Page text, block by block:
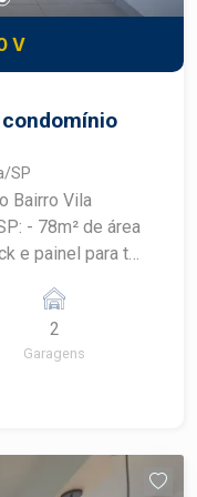
V
SP
Bairro Vila
- 78m² de área
todos com
- 02 banheiros
gourmet
para a
2
Garagens